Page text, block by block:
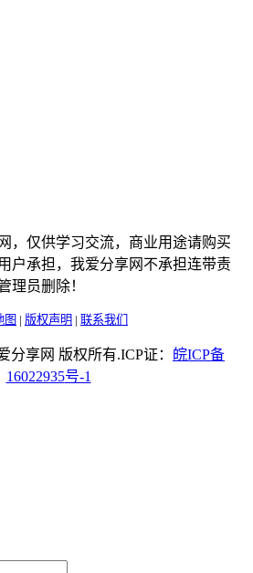
，仅供学习交流，商业用途请购买
户承担，我爱分享网不承担连带责
理员删除！
图 | 版权声明 | 联系我们
分享网 版权所有.ICP证： 皖ICP备
16022935号-1